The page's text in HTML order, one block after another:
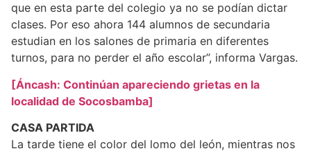
que en esta parte del colegio ya no se podían dictar
clases. Por eso ahora 144 alumnos de secundaria
estudian en los salones de primaria en diferentes
turnos, para no perder el año escolar”, informa Vargas.
[Áncash: Continúan apareciendo grietas en la
localidad de Socosbamba]
CASA PARTIDA
La tarde tiene el color del lomo del león, mientras nos